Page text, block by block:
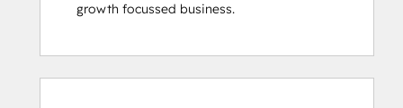
growth focussed business.